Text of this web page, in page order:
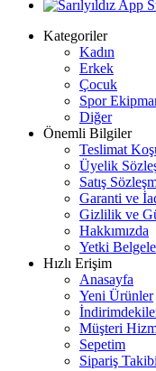
Kategoriler
Kadın
Erkek
Çocuk
Spor
Diğer
Önemli Bilgiler
Teslimat
Üyelik
Satış
Garanti ve
Gizlilik ve
Hakkımızda
Yetki
Hızlı Erişim
Anasayfa
Yeni Ürünler
Müşteri
Sepetim
Sipariş Takibi